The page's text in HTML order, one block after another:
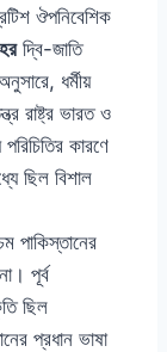
ঔপনিবেশিক
দ্বি-জাতি
ধর্মীয়
রাষ্ট্র ভারত ও
কারণে
ছিল বিশাল
পাকিস্তানের
পূর্ব
ছিল
প্রধান ভাষা